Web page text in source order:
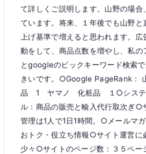
て詳しくご説明します。山野の場
ています。将来、１年後でも山野
上げ基準で増えると思われます。
動をして、商品点数を増やし、私
とgoogleのビックキーワード検索
きいです。○Google
品 1 ヤマノ 化粧品 １○システム
ル：商品の販売と輸入代行取次ぎ○
管理は1人で1日1時間。○メールマ
おトク・役立ち情報○サイト運営に
少々○サイトのページ数：３５ペ